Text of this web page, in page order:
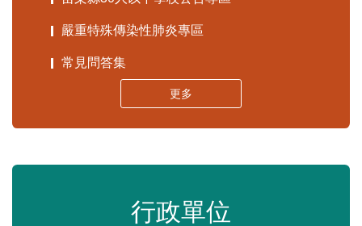
嚴重特殊傳染性肺炎專區
常見問答集
更多
行政單位